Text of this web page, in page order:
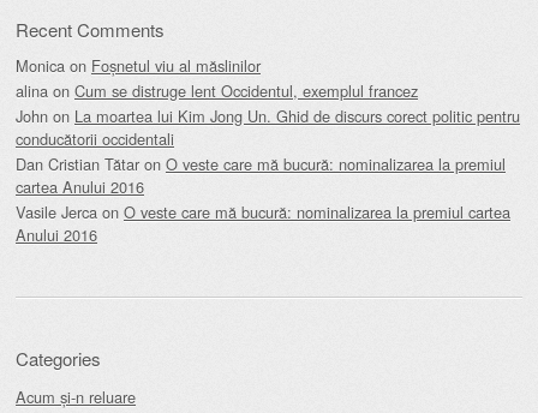
Recent Comments
Monica on Foșnetul viu al măslinilor
alina on Cum se distruge lent Occidentul, exemplul francez
John on La moartea lui Kim Jong Un. Ghid de discurs corect politic pentru
conducătorii occidentali
Dan Cristian Tătar on O veste care mă bucură: nominalizarea la premiul
cartea Anului 2016
Vasile Jerca on O veste care mă bucură: nominalizarea la premiul cartea
Anului 2016
Categories
Acum și-n reluare